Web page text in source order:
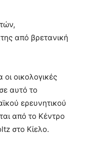
από βρετανική
οικολογικές
αυτό το
ερευνητικού
από το Κέντρο
στο Κίελο.